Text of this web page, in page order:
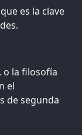
es la clave
o la filosofía
el
de segunda